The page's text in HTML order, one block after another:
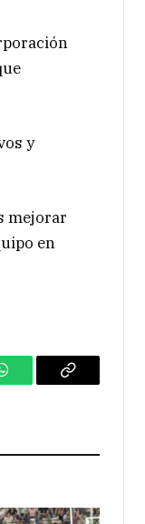
y
mejorar
en
WhatsAppCopy